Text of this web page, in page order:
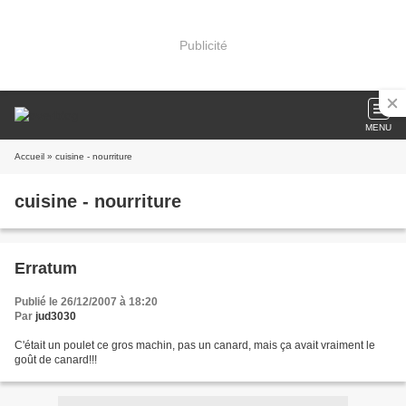
Publicité
MENU
Accueil » cuisine - nourriture
cuisine - nourriture
Erratum
Publié le 26/12/2007 à 18:20
Par jud3030
C'était un poulet ce gros machin, pas un canard, mais ça avait vraiment le
goût de canard!!!